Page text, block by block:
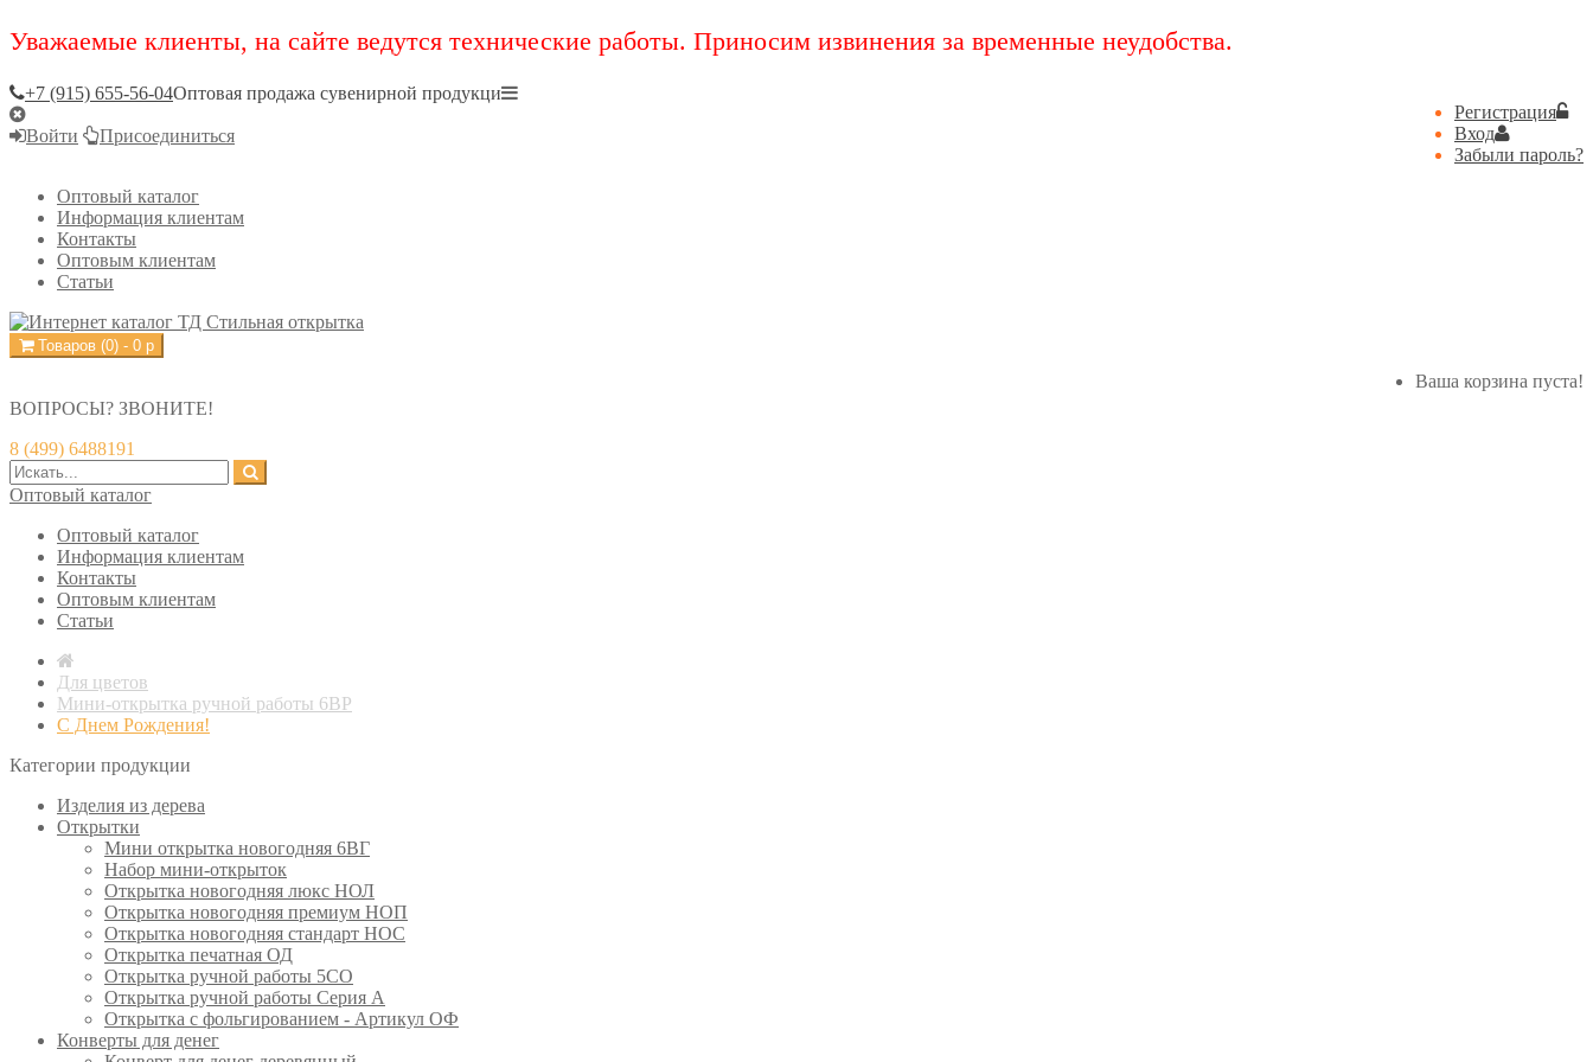
Уважаемые клиенты, на сайте ведутся технические работы. Приносим извинения за временные неудобства.
+7 (915) 655-56-04Оптовая продажа сувенирной продукци
Регистрация
Вход
Забыли пароль?
Войти Присоединиться
Оптовый каталог
Информация клиентам
Контакты
Оптовым клиентам
Статьи
Товаров (0) - 0 р
Ваша корзина пуста!
ВОПРОСЫ? ЗВОНИТЕ!
8 (499) 6488191
Оптовый каталог
Оптовый каталог
Информация клиентам
Контакты
Оптовым клиентам
Статьи
Для цветов
Мини-открытка ручной работы 6ВР
С Днем Рождения!
Категории продукции
Изделия из дерева
Открытки
Мини открытка новогодняя 6ВГ
Набор мини-открыток
Открытка новогодняя люкс НОЛ
Открытка новогодняя премиум НОП
Открытка новогодняя стандарт НОС
Открытка печатная ОД
Открытка ручной работы 5СО
Открытка ручной работы Серия А
Открытка с фольгированием - Артикул ОФ
Конверты для денег